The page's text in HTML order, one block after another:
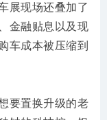
展现场还叠加了
金融贴息以及现
车成本被压缩到
要置换升级的老